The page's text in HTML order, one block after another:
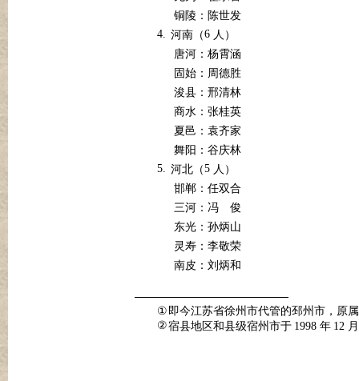
铜陵：陈世发
4. 河南（6 人）
唐河：杨霄涵
固始：周德胜
浚县：邢清林
商水：张桂英
夏邑：袁齐家
舞阳：谷庆林
5. 河北（5 人）
邯郸：任双合
三河：冯
俊
东光：孙炳山
灵寿：李敬荣
南皮：刘炳和
① 即今江苏省徐州市代管的邳州市，原
②宿县地区和县级宿州市于 1998 年 12 月